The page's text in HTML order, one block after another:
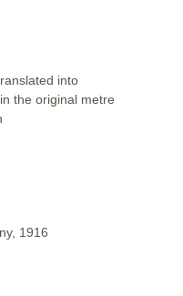
into
the original metre
1916